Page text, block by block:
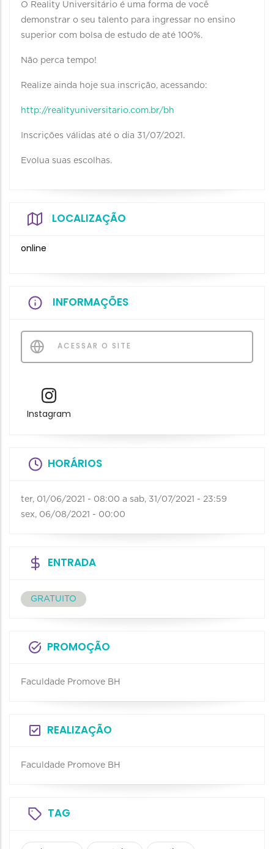
O Reality Universitário é uma forma de você
demonstrar o seu talento para ingressar no ensino
superior com bolsa de estudo de até 100%.
Não perca tempo!
Realize ainda hoje sua inscrição, acessando:
http://realityuniversitario.com.br/bh
Inscrições válidas até o dia 31/07/2021.
Evolua suas escolhas.
LOCALIZAÇÃO
online
INFORMAÇÕES
ACESSAR O SITE
Instagram
HORÁRIOS
ter, 01/06/2021 - 08:00 a sab, 31/07/2021 - 23:59
sex, 06/08/2021 - 00:00
ENTRADA
GRATUITO
PROMOÇÃO
Faculdade Promove BH
REALIZAÇÃO
Faculdade Promove BH
TAG